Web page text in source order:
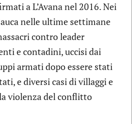
a L’Avana nel 2016. Nei
nelle ultime settimane
contro leader
e contadini, uccisi dai
armati dopo essere stati
e diversi casi di villaggi e
violenza del conflitto